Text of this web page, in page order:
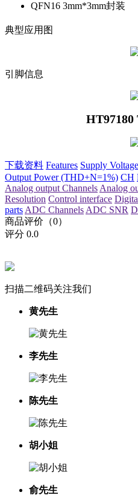
QFN16 3mm*3mm封装
典型应用图
引脚信息
HT97180
下载资料 Features Supply Voltage
Output Power (THD+N=1%) CH
Analog output Channels Analog
Resolution Control interface
parts ADC Channels ADC SNR
商品评价（0）
评分 0.0
扫描二维码关注我们
黄先生
李先生
陈先生
胡小姐
俞先生